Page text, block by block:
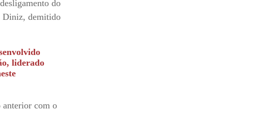
do
Diniz, demitido
liderado
anterior com o